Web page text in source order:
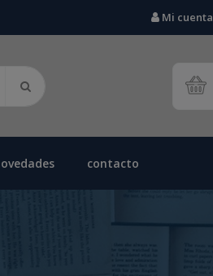
Mi cuenta
contacto